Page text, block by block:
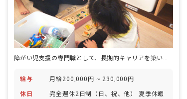
障がい児支援の専門職として、長期的キャリアを築いてみませんか。
給与 月給200,000円 ~ 230,000円
休日
完全週休2日制（日、祝、他） 夏季休暇